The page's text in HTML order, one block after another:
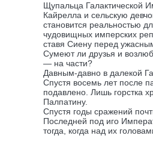
Щупальца Галактической
Кайрелла и сельскую
становится реальностью
чудовищных имперских
ставя Сиену перед
Сумеют ли друзья и
— на части?
Давным-давно в далекой
Спустя восемь лет после
подавлено. Лишь горстка
Палпатину.
Спустя годы сражений
Последней под иго
тогда, когда над их